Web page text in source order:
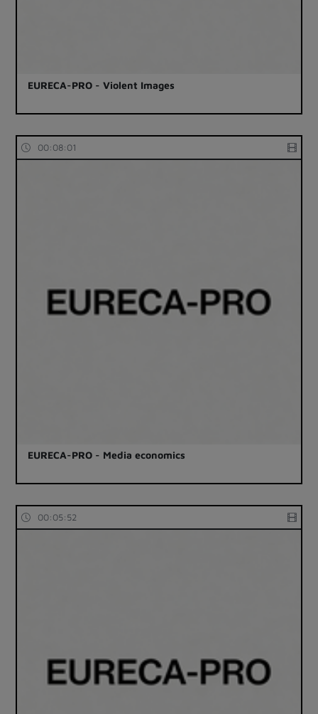
EURECA-PRO - Violent Images
00:08:01
EURECA-PRO - Media economics
00:05:52